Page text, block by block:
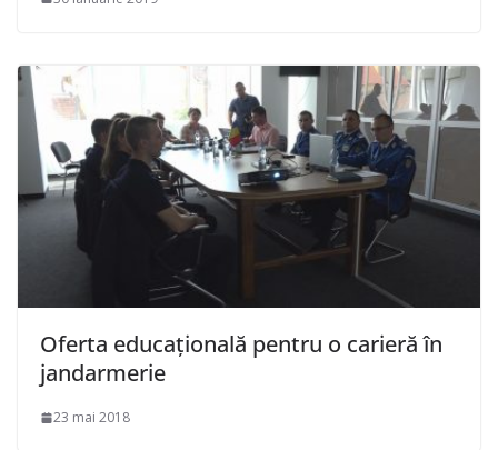
Oferta educațională pentru o carieră în
jandarmerie
23 mai 2018